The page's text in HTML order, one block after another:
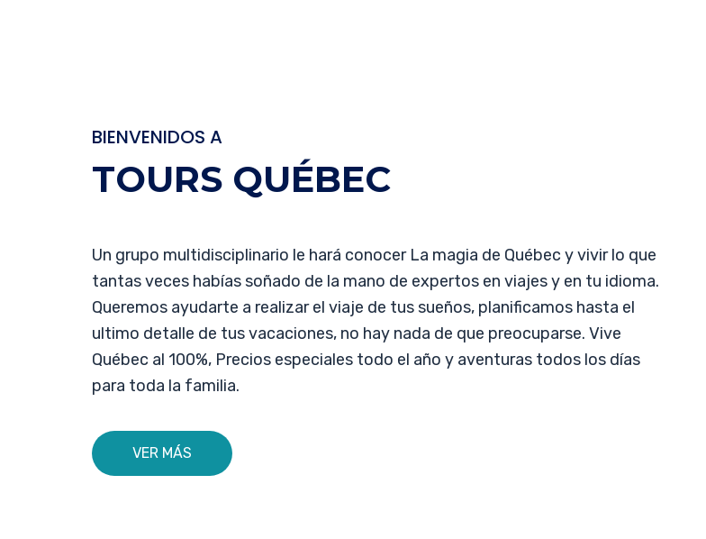
BIENVENIDOS A
TOURS QUÉBEC
Un grupo multidisciplinario le hará conocer La magia de Québec y vivir lo que
tantas veces habías soñado de la mano de expertos en viajes y en tu idioma.
Queremos ayudarte a realizar el viaje de tus sueños, planificamos hasta el
ultimo detalle de tus vacaciones, no hay nada de que preocuparse. Vive
Québec al 100%, Precios especiales todo el año y aventuras todos los días
para toda la familia.
VER MÁS